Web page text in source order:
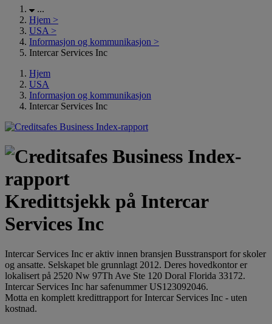
...
Hjem >
USA >
Informasjon og kommunikasjon >
Intercar Services Inc
Hjem
USA
Informasjon og kommunikasjon
Intercar Services Inc
Kredittsjekk på Intercar
Services Inc
Intercar Services Inc er aktiv innen bransjen Busstransport for skoler
og ansatte. Selskapet ble grunnlagt 2012. Deres hovedkontor er
lokalisert på 2520 Nw 97Th Ave Ste 120 Doral Florida 33172.
Intercar Services Inc har safenummer US123092046.
Motta en komplett kredittrapport for Intercar Services Inc - uten
kostnad.